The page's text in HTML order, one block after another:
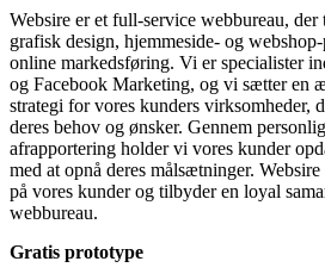
Websire er et full-service webbureau,
grafisk design, hjemmeside- og
online markedsføring. Vi er specialister
og Facebook Marketing, og vi sætter en
strategi for vores kunders virksomheder,
deres behov og ønsker. Gennem
afrapportering holder vi vores kunder
med at opnå deres målsætninger.
på vores kunder og tilbyder en loyal
webbureau.
Gratis prototype